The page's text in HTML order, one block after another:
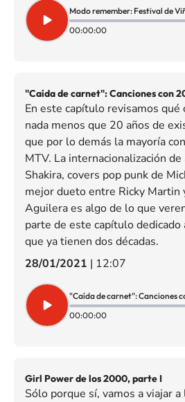
00:00:00
"Caída de carnet": Canciones con
En este capítulo revisamos qué
nada menos que 20 años de
que por lo demás la mayoría
MTV. La internacionalización
Shakira, covers pop punk de
mejor dueto entre Ricky Martin
Aguilera es algo de lo que
parte de este capítulo dedicado
que ya tienen dos décadas.
28/01/2021 | 12:07
00:00:00
Girl Power de los 2000, parte I
Sólo porque sí, vamos a viajar